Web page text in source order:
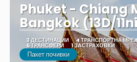
Phuket - Chiang
Bangkok (13D/
3 ДЕСТИНАЦИИ 4 ТРАНСПОРТНА
6 ТРАНСФЕРИ 1 ЗАСТРАХОВКИ
Пакет почивки